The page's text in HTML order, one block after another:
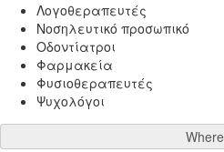
Λογοθεραπευτές
Νοσηλευτικό προσωπικό
Οδοντίατροι
Φαρμακεία
Φυσιοθεραπευτές
Ψυχολόγοι
Where